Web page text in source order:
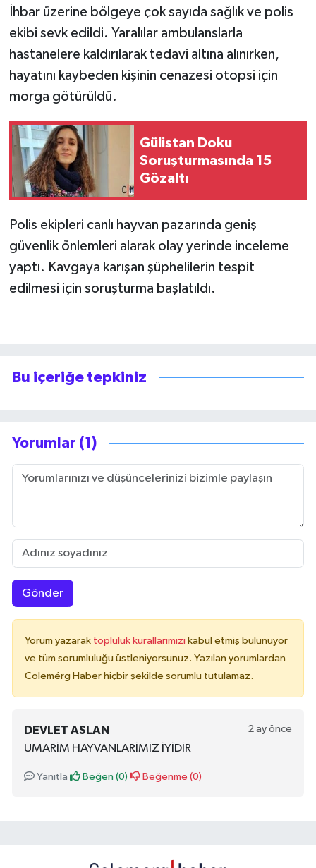
İhbar üzerine bölgeye çok sayıda sağlık ve polis
ekibi sevk edildi. Yaralılar ambulanslarla
hastanelere kaldırılarak tedavi altına alınırken,
hayatını kaybeden kişinin cenazesi otopsi için
morga götürüldü.
Gülistan Doku
Soruşturmasında 15
Gözaltı
Polis ekipleri canlı hayvan pazarında geniş
güvenlik önlemleri alarak olay yerinde inceleme
yaptı. Kavgaya karışan şüphelilerin tespit
edilmesi için soruşturma başlatıldı.
Bu içeriğe tepkiniz
Yorumlar (1)
Gönder
Yorum yazarak topluluk kurallarımızı kabul etmiş bulunuyor
ve tüm sorumluluğu üstleniyorsunuz. Yazılan yorumlardan
Colemérg Haber hiçbir şekilde sorumlu tutulamaz.
DEVLET ASLAN 2 ay önce
UMARİM HAYVANLARİMİZ İYİDİR
Yanıtla Beğen (0) Beğenme (0)